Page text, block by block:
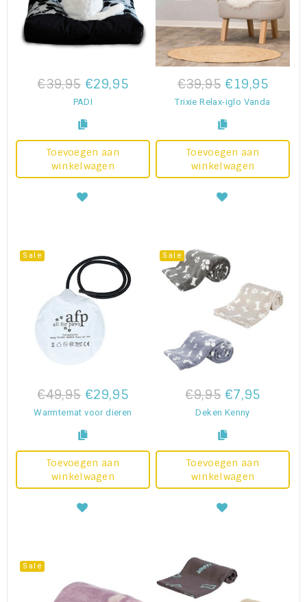
€39,95 €29,95
PADI
Toevoegen aan
winkelwagen
€39,95 €19,95
Trixie Relax-iglo Vanda
Toevoegen aan
winkelwagen
Sale
€49,95 €29,95
Warmtemat voor dieren
Toevoegen aan
winkelwagen
Sale
€9,95 €7,95
Deken Kenny
Toevoegen aan
winkelwagen
Sale